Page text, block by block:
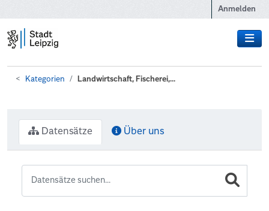
Anmelden
Kategorien Landwirtschaft, Fischerei,...
Datensätze Über uns